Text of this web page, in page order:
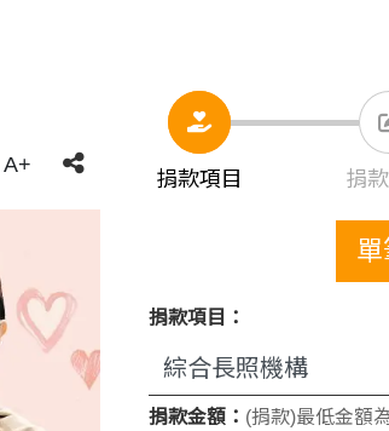
A+
捐款項目 捐
捐款項目：
捐款金額： (捐款)最低金額